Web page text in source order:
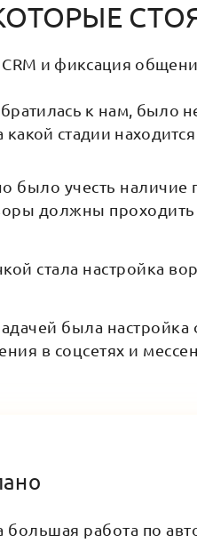
и фиксация
к нам, было
какой стадии
было учесть наличие
должны проходить
стала настройка
была настройка
в соцсетях и
большая работа по